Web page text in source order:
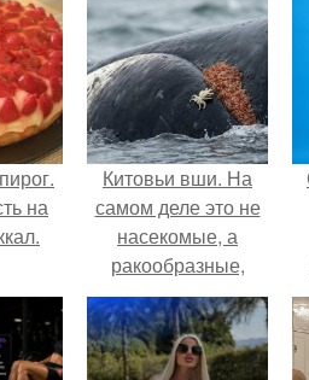
на
Китовьи вши. На
самом деле это не
насекомые, а
ракообразные,
относящиеся к
бокоплавам.